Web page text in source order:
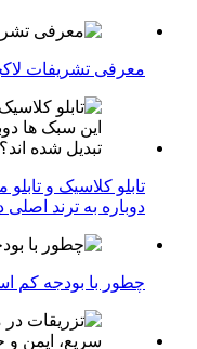
معرفی تشریفات
تابلو کلاسیک و
دوباره به ترند
چطور با بودجه کم